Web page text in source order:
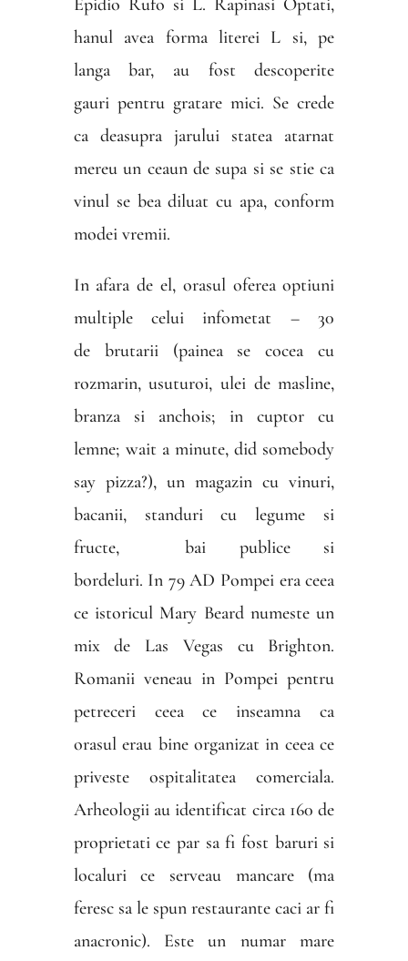
hanul avea forma literei L si, pe
langa bar, au fost descoperite
gauri pentru gratare mici. Se crede
ca deasupra jarului statea atarnat
mereu un ceaun de supa si se stie ca
vinul se bea diluat cu apa, conform
modei vremii.
In afara de el, orasul oferea optiuni
multiple celui infometat – 30
de brutarii (painea se cocea cu
rozmarin, usuturoi, ulei de masline,
branza si anchois; in cuptor cu
lemne; wait a minute, did somebody
say pizza?), un magazin cu vinuri,
bacanii, standuri cu legume si
fructe, bai publice si
bordeluri. In 79 AD Pompei era ceea
ce istoricul Mary Beard numeste un
mix de Las Vegas cu Brighton.
Romanii veneau in Pompei pentru
petreceri ceea ce inseamna ca
orasul erau bine organizat in ceea ce
priveste ospitalitatea comerciala.
Arheologii au identificat circa 160 de
proprietati ce par sa fi fost baruri si
localuri ce serveau mancare (ma
feresc sa le spun restaurante caci ar fi
anacronic). Este un numar mare